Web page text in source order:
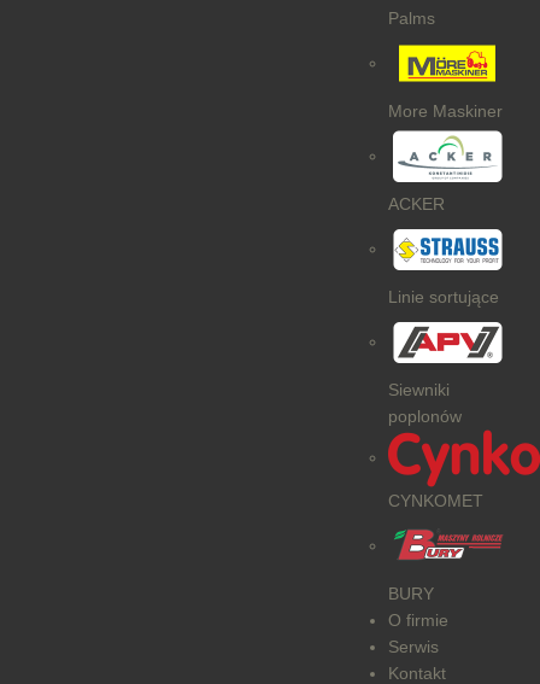
Palms
More Maskiner
ACKER
Linie sortujące
Siewniki
poplonów
CYNKOMET
BURY
O firmie
Serwis
Kontakt